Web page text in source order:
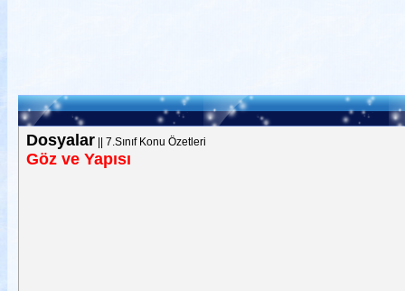
Dosyalar|| 7.Sınıf Konu Özetleri
Göz ve Yapısı